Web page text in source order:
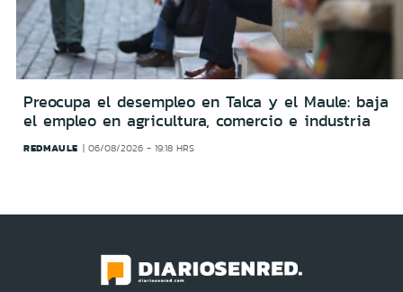
Preocupa el desempleo en Talca y el Maule: baja
el empleo en agricultura, comercio e industria
REDMAULE 06/08/2026 - 19:18 HRS